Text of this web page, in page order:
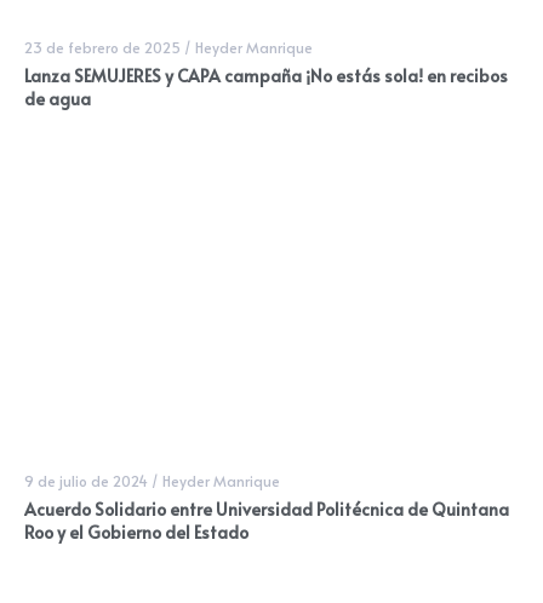
23 de febrero de 2025 / Heyder Manrique
Lanza SEMUJERES y CAPA campaña ¡No estás sola! en recibos
de agua
9 de julio de 2024 / Heyder Manrique
Acuerdo Solidario entre Universidad Politécnica de Quintana
Roo y el Gobierno del Estado